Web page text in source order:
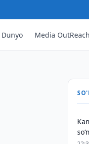
Dunyo Media